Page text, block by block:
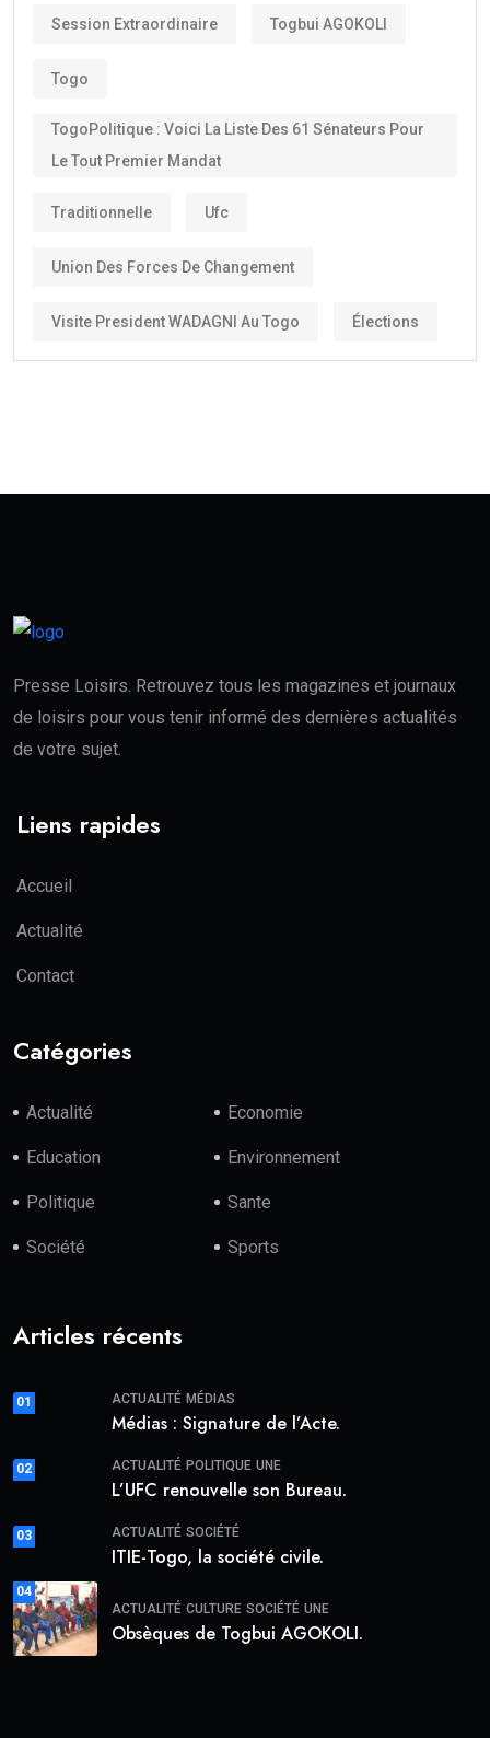
Session Extraordinaire Togbui AGOKOLI
Togo
TogoPolitique : Voici La Liste Des 61 Sénateurs Pour
Le Tout Premier Mandat
Traditionnelle Ufc
Union Des Forces De Changement
Visite President WADAGNI Au Togo Élections
Presse Loisirs. Retrouvez tous les magazines et journaux
de loisirs pour vous tenir informé des dernières actualités
de votre sujet.
Liens rapides
Accueil
Actualité
Contact
Catégories
Actualité Economie
Education Environnement
Politique Sante
Société Sports
Articles récents
01 ACTUALITÉ MÉDIAS
Médias : Signature de l’Acte.
02 ACTUALITÉ POLITIQUE UNE
L’UFC renouvelle son Bureau.
03 ACTUALITÉ SOCIÉTÉ
ITIE-Togo, la société civile.
04
ACTUALITÉ CULTURE SOCIÉTÉ UNE
Obsèques de Togbui AGOKOLI.